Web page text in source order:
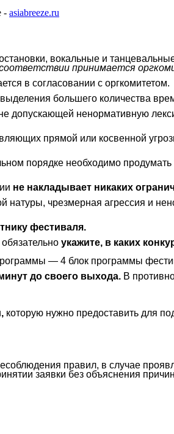
- asiabreeze.ru
вокальные и
принимается
в согласовании с оргкомитетом.
большего количества
допускающей ненормативную
прямой или косвенной
порядке необходимо
не накладывает никаких
натуры, чрезмерная агрессия и
фестиваля.
укажите, в каких
— 4 блок программы
до своего выхода. В
которую нужно предоставить для
правил, в случае
заявки без объяснения